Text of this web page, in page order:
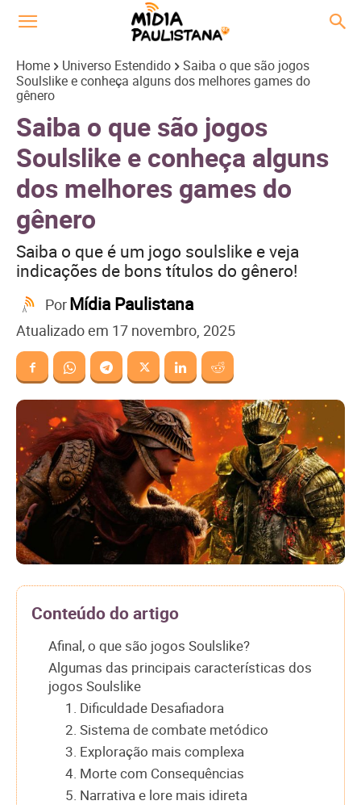
Home Universo Estendido
Saiba o que são jogos
Soulslike e conheça alguns dos melhores games do
gênero
Saiba o que são jogos
Soulslike e conheça alguns
dos melhores games do
gênero
Saiba o que é um jogo soulslike e veja
indicações de bons títulos do gênero!
PorMídia Paulistana
Atualizado em 17 novembro, 2025
Conteúdo do artigo
Afinal, o que são jogos Soulslike?
Algumas das principais características dos
jogos Soulslike
1. Dificuldade Desafiadora
2. Sistema de combate metódico
3. Exploração mais complexa
4. Morte com Consequências
5. Narrativa e lore mais idireta